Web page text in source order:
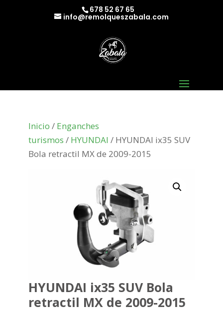
678 52 67 65
info@remolqueszabala.com
Inicio / Enganches
turismos / HYUNDAI / HYUNDAI ix35 SUV
Bola retractil MX de 2009-2015
HYUNDAI ix35 SUV Bola
retractil MX de 2009-2015